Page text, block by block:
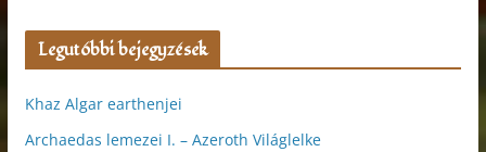
Legutóbbi bejegyzések
Khaz Algar earthenjei
Archaedas lemezei I. – Azeroth Világlelke